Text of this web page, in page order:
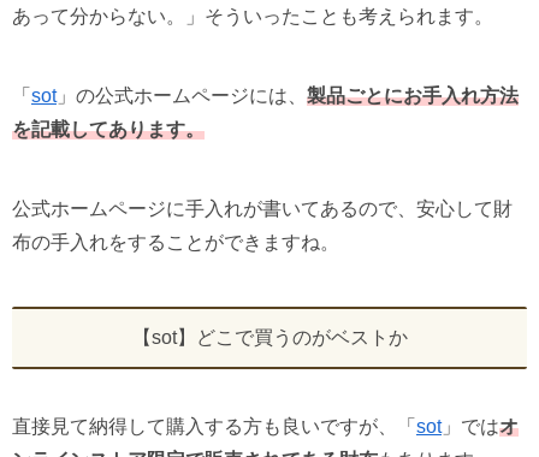
あって分からない。」そういったことも考えられます。
「 sot」の公式ホームページには、 製品ごとにお手入れ方法
を記載してあります。
公式ホームページに手入れが書いてあるので、安心して財
布の手入れをすることができますね。
【sot】どこで買うのがベストか
直接見て納得して購入する方も良いですが、「 sot」ではオ